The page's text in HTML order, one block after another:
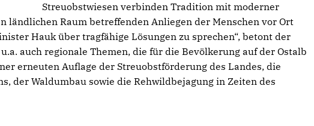
Streuobstwiesen verbinden Tradition mit moderner
ländlichen Raum betreffenden Anliegen der Menschen vor Ort
Hauk über tragfähige Lösungen zu sprechen“, betont der
auch regionale Themen, die für die Bevölkerung auf der Ostalb
erneuten Auflage der Streuobstförderung des Landes, die
der Waldumbau sowie die Rehwildbejagung in Zeiten des